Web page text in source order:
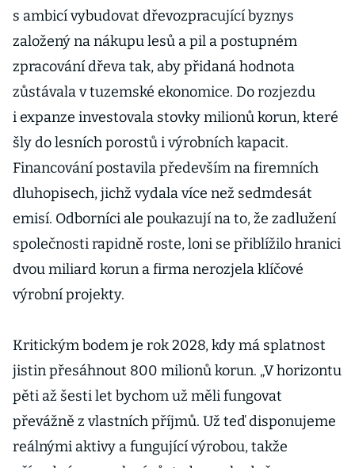
s ambicí vybudovat dřevozpracující byznys
založený na nákupu lesů a pil a postupném
zpracování dřeva tak, aby přidaná hodnota
zůstávala v tuzemské ekonomice. Do rozjezdu
i expanze investovala stovky milionů korun, které
šly do lesních porostů i výrobních kapacit.
Financování postavila především na firemních
dluhopisech, jichž vydala více než sedmdesát
emisí. Odborníci ale poukazují na to, že zadlužení
společnosti rapidně roste, loni se přiblížilo hranici
dvou miliard korun a firma nerozjela klíčové
výrobní projekty.
Kritickým bodem je rok 2028, kdy má splatnost
jistin přesáhnout 800 milionů korun. „V horizontu
pěti až šesti let bychom už měli fungovat
převážně z vlastních příjmů. Už teď disponujeme
reálnými aktivy a fungující výrobou, takže